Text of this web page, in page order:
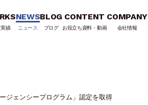
績
NEWS
ニュース
BLOG
ブログ
CONTENT
お役立ち資料・動画
COMPANY
会社情報
ジェンシープログラム」認定を取得